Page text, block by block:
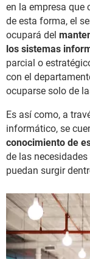
en la empresa que
de esta forma, el
ocupará del
los sistemas
parcial o
con el
ocuparse solo de
Es así como, a
informático, se
conocimiento de
de las
puedan surgir